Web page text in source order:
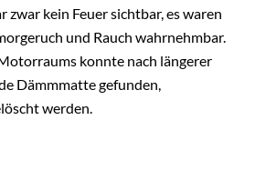
zwar kein Feuer sichtbar, es waren
und Rauch wahrnehmbar.
konnte nach längerer
Dämmmatte gefunden,
werden.